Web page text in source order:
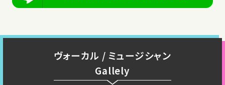
ヴォーカル / ミュージシャン
Gallely